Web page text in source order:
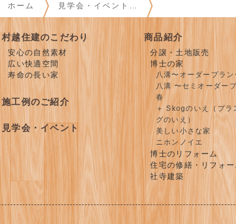
サイト内でのページ位置
ホーム
>
見学会・イベント…
村越住建のこだわり
安心の自然素材
広い快適空間
寿命の長い家
施工例のご紹介
見学会・イベント
商品紹介
分譲・土地販売
博士の家
八溝〜オーダープラン
八溝 〜セミオーダー
春
＋ Skogのいえ（プラ
グのいえ）
美しい小さな家
ニホンノイエ
博士のリフォーム
住宅の修繕・リフォー
社寺建築